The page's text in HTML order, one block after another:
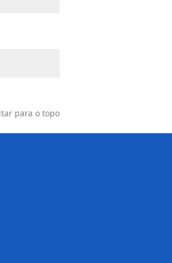
para o topo